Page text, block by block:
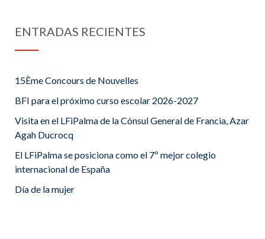
ENTRADAS RECIENTES
15Ème Concours de Nouvelles
BFI para el próximo curso escolar 2026-2027
Visita en el LFiPalma de la Cónsul General de Francia, Azar
Agah Ducrocq
El LFiPalma se posiciona como el 7º mejor colegio
internacional de España
Día de la mujer